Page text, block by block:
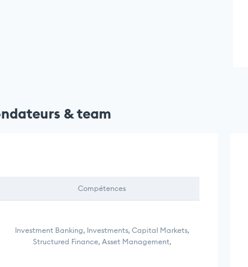
& team
Compétences
Investment Banking, Investments, Capital Markets,
Structured Finance, Asset Management,